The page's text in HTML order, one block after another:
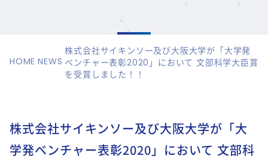
HOME NEWS
株式会社サイキンソー及び大阪大学が「大学発
ベンチャー表彰2020」において 文部科学大臣賞
を受賞しました！！
株式会社サイキンソー及び大阪大学が「大
学発ベンチャー表彰2020」において 文部科